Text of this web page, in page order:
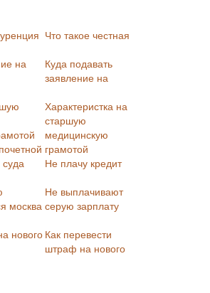
Что такое честная
Куда подавать
заявление на
Характеристка на
старшую
медицинскую
грамотой
Не плачу кредит
Не выплачивают
серую зарплату
Как перевести
штраф на нового